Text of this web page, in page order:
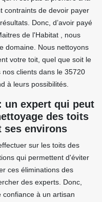
contraints de devoir payer
Donc, d’avoir payé
de l'Habitat , nous
domaine. Nous nettoyons
votre toit, quel que soit le
clients dans le 35720
à leurs possibilités.
un expert qui peut
des toits
ses environs
sur les toits des
qui permettent d'éviter
ces éliminations des
des experts. Donc,
à un artisan